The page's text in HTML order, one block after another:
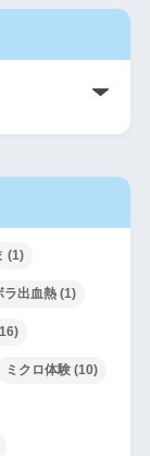
(1)
ラ出血熱(1)
ミクロ体験(10)